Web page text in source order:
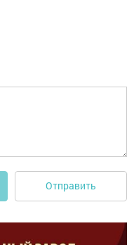
Отправить